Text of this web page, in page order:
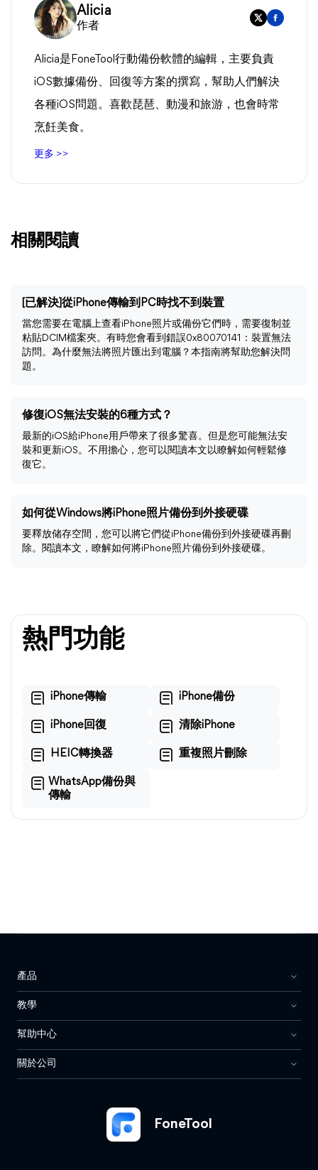
Alicia
作者
Alicia是FoneTool行動備份軟體的編輯，主要負責
iOS數據備份、回復等方案的撰寫，幫助人們解決
各種iOS問題。喜歡琵琶、動漫和旅游，也會時常
烹飪美食。
更多 >>
相關閱讀
[已解決]從iPhone傳輸到PC時找不到裝置
當您需要在電腦上查看iPhone照片或備份它們時，需要復制並
粘貼DCIM檔案夾。有時您會看到錯誤0x80070141：裝置無法
訪問。為什麼無法將照片匯出到電腦？本指南將幫助您解決問
題。
修復iOS無法安裝的6種方式？
最新的iOS給iPhone用戶帶來了很多驚喜。但是您可能無法安
裝和更新iOS。不用擔心，您可以閱讀本文以瞭解如何輕鬆修
復它。
如何從Windows將iPhone照片備份到外接硬碟
要釋放储存空間，您可以將它們從iPhone備份到外接硬碟再刪
除。閱讀本文，瞭解如何將iPhone照片備份到外接硬碟。
熱門功能
iPhone傳輸 iPhone備份
iPhone回復 清除iPhone
HEIC轉換器 重複照片刪除
WhatsApp備份與
傳輸
FoneTool
產品
教學
幫助中心
關於公司